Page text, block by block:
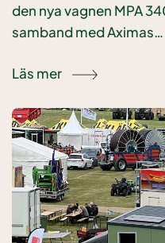
den nya vagnen MPA
samband med Aximas…
Läs mer